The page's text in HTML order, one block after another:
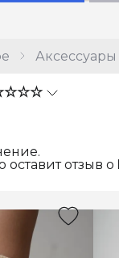
Аксессуары
оставит отзыв о